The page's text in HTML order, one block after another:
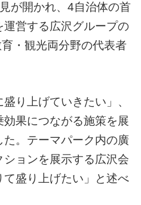
が開かれ、4自治体の首
営する広沢グループの
・観光両分野の代表者
り上げていきたい」、
果につながる施策を展
。テーマパーク内の廣
ョンを展示する広沢会
盛り上げたい」と述べ